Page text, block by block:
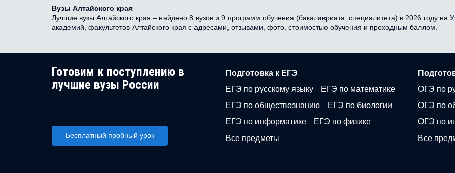
Вузы Алтайского края
Лучшие вузы Алтайского края – найдено 8 вузов и 9 программ обучения (бакалавриата, специалитета) в 2026 году на
академий, факультетов Алтайского края с адресами, отзывами, фото, стоимостью обучения и проходным баллом.
Готовим к поступлению в
лучшие вузы России
Бесплатный пробный урок
Подготовка к ЕГЭ
ЕГЭ по русскому языку
ЕГЭ по математике
ЕГЭ по обществознанию
ЕГЭ по биологии
ЕГЭ по информатике
ЕГЭ по физике
Все предметы
ОГЭ по
ОГЭ по
ОГЭ по
Все